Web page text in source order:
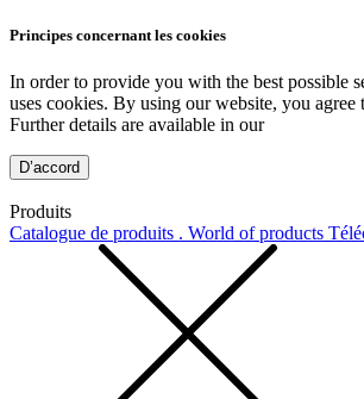
Principes concernant les cookies
In order to provide you with the best possible
uses cookies. By using our website, you agree
Further details are available in our
D’accord
Produits
Catalogue de produits . World of products